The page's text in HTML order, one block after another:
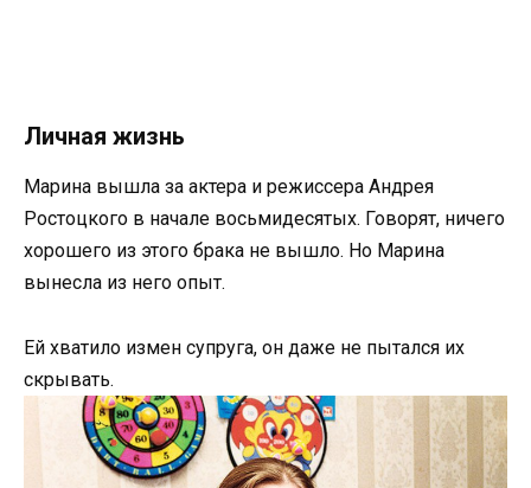
Личная жизнь
Марина вышла за актера и режиссера Андрея
Ростоцкого в начале восьмидесятых. Говорят, ничего
хорошего из этого брака не вышло. Но Марина
вынесла из него опыт.
Ей хватило измен супруга, он даже не пытался их
скрывать.